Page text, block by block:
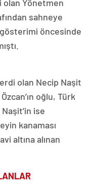
olan Yönetmen
sahneye
gösterimi öncesinde
olan Necip Naşit
oğlu, Türk
ise
kanaması
altına alınan